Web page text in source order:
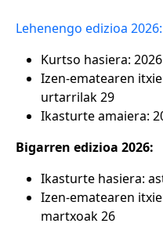
Lehenengo edizioa 2026:
Kurtso hasiera:
Izen-ematearen
urtarrilak 29
Ikasturte amaiera:
Bigarren edizioa 2026:
Ikasturte hasiera:
Izen-ematearen
martxoak 26